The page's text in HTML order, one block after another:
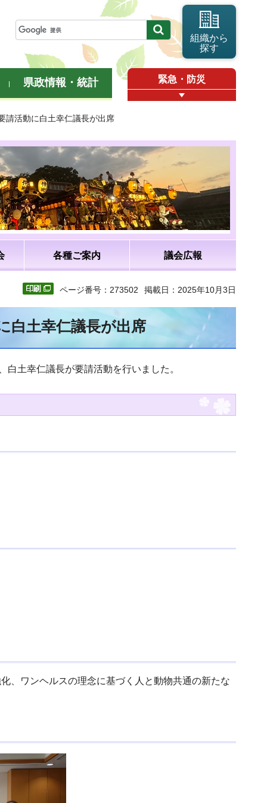
組織から
探す
県政情報・統計 緊急・防災
請活動に白土幸仁議長が出席
各種ご案内 議会広報
ページ番号：273502 掲載日：2025年10月3日
白土幸仁議長が出席
土幸仁議長が要請活動を行いました。
、ワンヘルスの理念に基づく人と動物共通の新たな